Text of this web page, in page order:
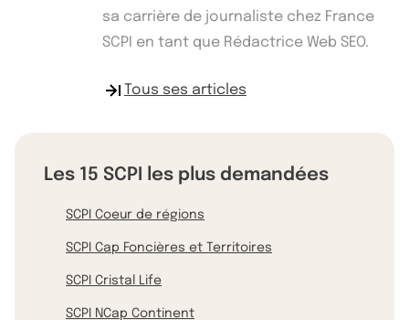
sa carrière de journaliste chez France
SCPI en tant que Rédactrice Web SEO.
Tous ses articles
Les 15 SCPI les plus demandées
SCPI Coeur de régions
SCPI Cap Foncières et Territoires
SCPI Cristal Life
SCPI NCap Continent